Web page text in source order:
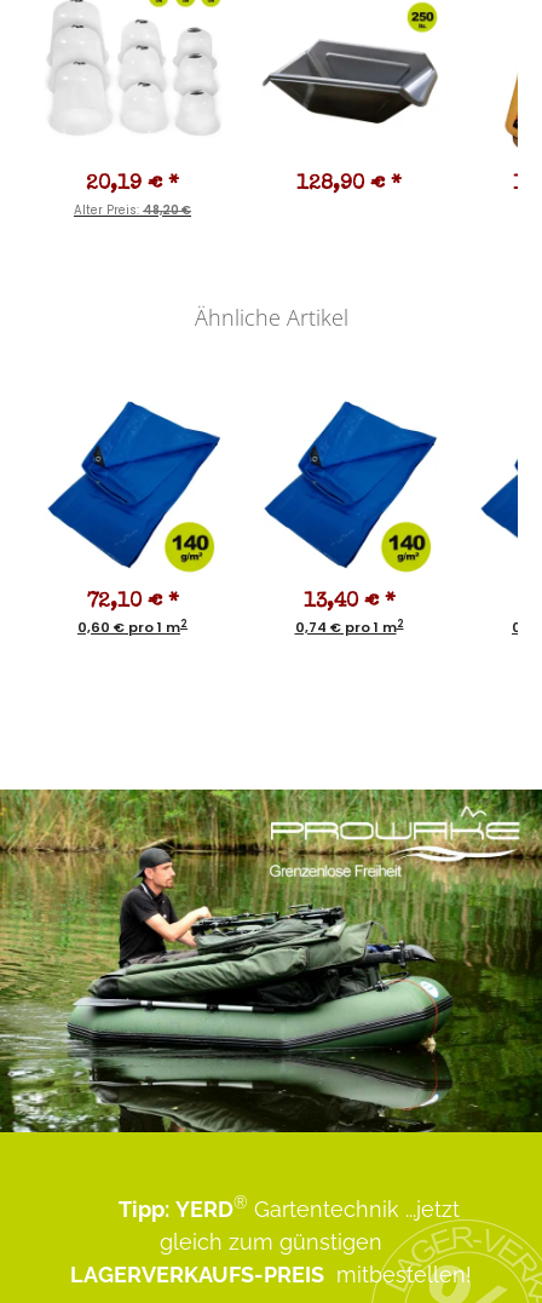
20,19 € *
Alter Preis: 48,20 €
128,90 € *
Ähnliche Artikel
72,10 € *
0,60 € pro 1 m2
13,40 € *
0,74 € pro 1 m2
Tipp: YERD® Gartentechnik ...jetzt
gleich zum günstigen
LAGERVERKAUFS-PREIS mitbestellen!